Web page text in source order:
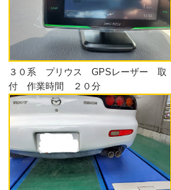
３０系 プリウス GPSレーザー 取
付 作業時間 ２０分